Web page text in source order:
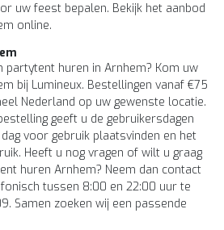
uw feest bepalen. Bekijk het aanbod
online.
partytent huren in Arnhem? Kom uw
bij Lumineux. Bestellingen vanaf €75
Nederland op uw gewenste locatie.
geeft u de gebruikersdagen
voor gebruik plaatsvinden en het
Heeft u nog vragen of wilt u graag
huren Arnhem? Neem dan contact
tussen 8:00 en 22:00 uur te
Samen zoeken wij een passende